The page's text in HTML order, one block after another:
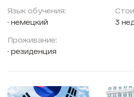
Язык обучения:
немецкий
Проживание:
резиденция
3